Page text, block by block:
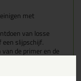
met
van losse
slijpschijf.
de primer en de
in beslag nemen,